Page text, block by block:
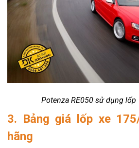
Potenza RE050 sử dụng
3. Bảng giá lốp xe
hãng